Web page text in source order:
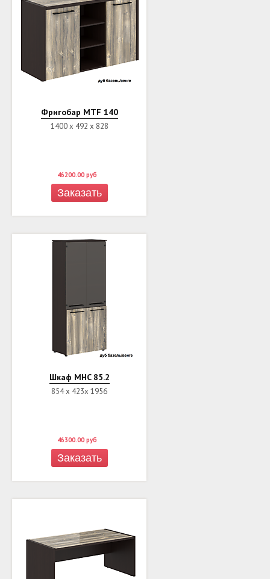
Фригобар MTF 140
1400 х 492 х 828
46200.00 руб
Заказать
Шкаф MHC 85.2
854 х 423х 1956
46300.00 руб
Заказать